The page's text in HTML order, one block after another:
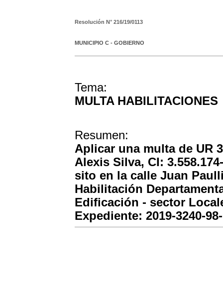
Resolución N° 216/19/0113
MUNICIPIO C - GOBIERNO
Tema:
MULTA HABILITACIONES
Resumen:
Aplicar una multa de UR
Alexis Silva, CI:
sito en la calle Juan
Habilitación
Edificación - sector
Expediente: 2019-3240-